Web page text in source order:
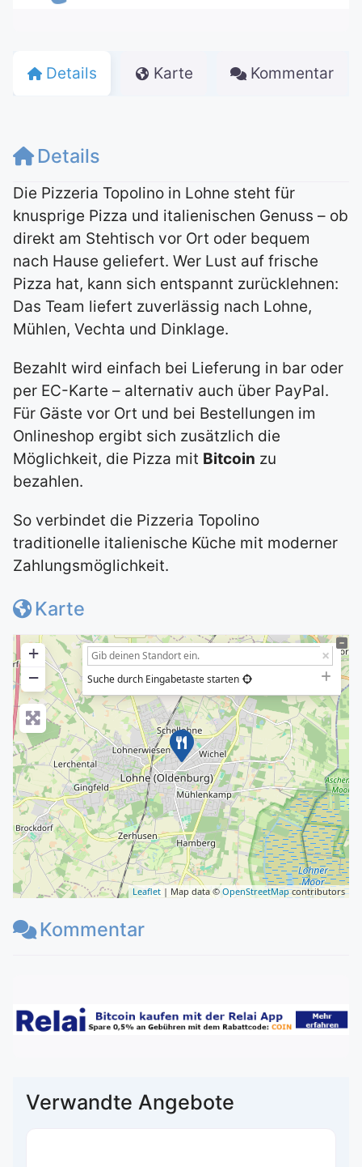
Details Karte Kommentar
Details
Die Pizzeria Topolino in Lohne steht für
knusprige Pizza und italienischen Genuss – ob
direkt am Stehtisch vor Ort oder bequem
nach Hause geliefert. Wer Lust auf frische
Pizza hat, kann sich entspannt zurücklehnen:
Das Team liefert zuverlässig nach Lohne,
Mühlen, Vechta und Dinklage.
Bezahlt wird einfach bei Lieferung in bar oder
per EC-Karte – alternativ auch über PayPal.
Für Gäste vor Ort und bei Bestellungen im
Onlineshop ergibt sich zusätzlich die
Möglichkeit, die Pizza mit Bitcoin zu
bezahlen.
So verbindet die Pizzeria Topolino
traditionelle italienische Küche mit moderner
Zahlungsmöglichkeit.
Karte
+
−
Suche durch Eingabetaste starten
Leaflet | Map data © OpenStreetMapcontributors
Kommentar
Verwandte Angebote